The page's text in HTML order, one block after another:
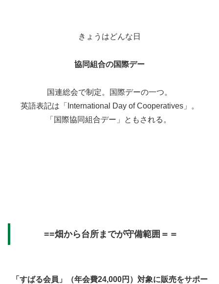
きょうはどんな日
協同組合の国際デー
国連総会で制定。国際デーの一つ。
英語表記は「International Day of Cooperatives」。
「国際協同組合デー」ともされる。
==畑から台所までが守備範囲＝＝
「すばる会員」（年会費24,000円）対象に販売をサポー